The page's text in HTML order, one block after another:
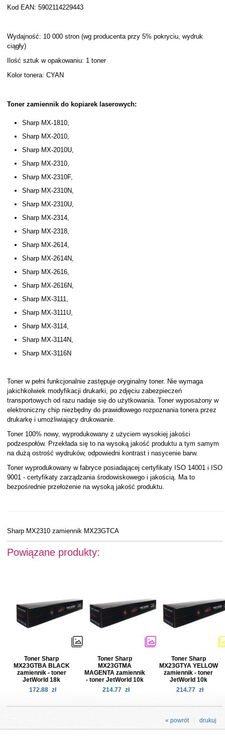
Kod EAN: 5902114229443
Wydajność: 10 000 stron (wg producenta przy 5% pokryciu, wydruk
ciągły)
Ilość sztuk w opakowaniu: 1 toner
Kolor tonera: CYAN
Toner zamiennik do kopiarek laserowych:
Sharp MX-1810,
Sharp MX-2010,
Sharp MX-2010U,
Sharp MX-2310,
Sharp MX-2310F,
Sharp MX-2310N,
Sharp MX-2310U,
Sharp MX-2314,
Sharp MX-2318,
Sharp MX-2614,
Sharp MX-2614N,
Sharp MX-2616,
Sharp MX-2616N,
Sharp MX-3111,
Sharp MX-3111U,
Sharp MX-3114,
Sharp MX-3114N,
Sharp MX-3116N
Toner w pełni funkcjonalnie zastępuje oryginalny toner. Nie wymaga
jakichkolwiek modyfikacji drukarki, po zdjęciu zabezpieczeń
transportowych od razu nadaje się do użytkowania. Toner wyposażony w
elektroniczny chip niezbędny do prawidłowego rozpoznania tonera przez
drukarkę i umożliwiający drukowanie.
Toner 100% nowy, wyprodukowany z użyciem wysokiej jakości
podzespołów. Przekłada się to na wysoką jakość produktu a tym samym
na dużą ostrość wydruków, odpowiedni kontrast i nasycenie barw.
Toner wyprodukowany w fabryce posiadającej certyfikaty ISO 14001 i ISO
9001 - certyfikaty zarządzania środowiskowego i jakością. Ma to
bezpośrednie przełożenie na wysoką jakość produktu.
Sharp MX2310 zamiennik MX23GTCA
Powiązane produkty:
Toner Sharp
MX23GTBA BLACK
zamiennik - toner
JetWorld 18k
172.88 zł
Toner Sharp
MX23GTMA
MAGENTA zamiennik
- toner JetWorld 10k
214.77 zł
Toner Sharp
MX23GTYA YELLOW
zamiennik - toner
JetWorld 10k
214.77 zł
drukuj
« powrót